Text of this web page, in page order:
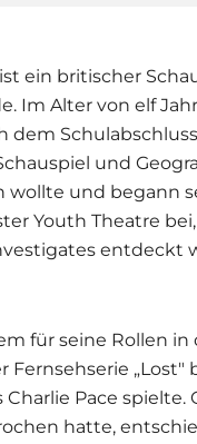
ein britischer
Im Alter von elf
dem
und
wollte und begann
Youth Theatre
entdeckt
für seine Rollen
Fernsehserie
Charlie Pace
hatte,